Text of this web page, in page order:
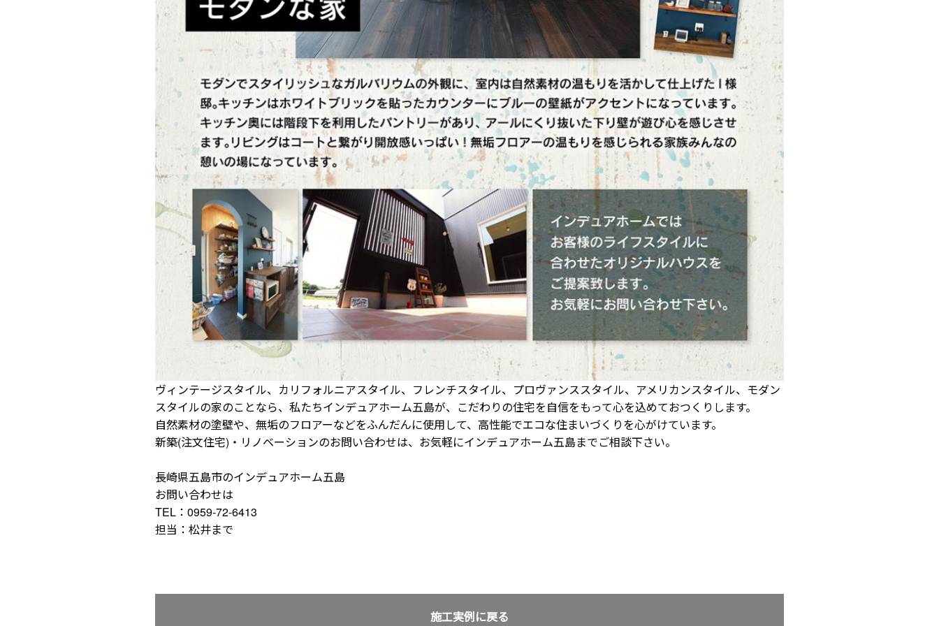
ヴィンテージスタイル、カリフォルニアスタイル、フレンチスタイル、プロヴァンススタイル、アメリカンスタイル、モダン
スタイルの家のことなら、私たちインデュアホーム五島が、こだわりの住宅を自信をもって心を込めておつくりします。
自然素材の塗壁や、無垢のフロアーなどをふんだんに使用して、高性能でエコな住まいづくりを心がけています。
新築(注文住宅)・リノベーションのお問い合わせは、お気軽にインデュアホーム五島までご相談下さい。
長崎県五島市のインデュアホーム五島
お問い合わせは
TEL：0959-72-6413
担当：松井まで
施工実例に戻る